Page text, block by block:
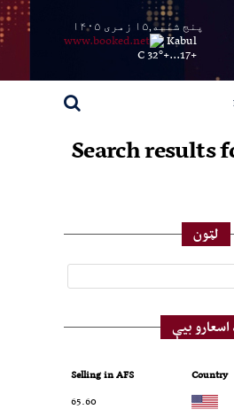
پنج شنبه,۱۵ زمری ۱۴۰۵
Kabul
+
17...
+
32° C
Search
لټون
اسعارو بیې
Country
Selling in AFS
65.60